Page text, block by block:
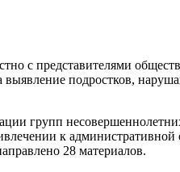
с представителями
выявление подростков,
групп
к административной
28 материалов.